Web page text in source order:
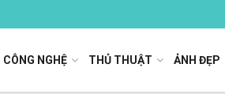
CÔNG NGHỆ THỦ THUẬT ẢNH ĐẸP